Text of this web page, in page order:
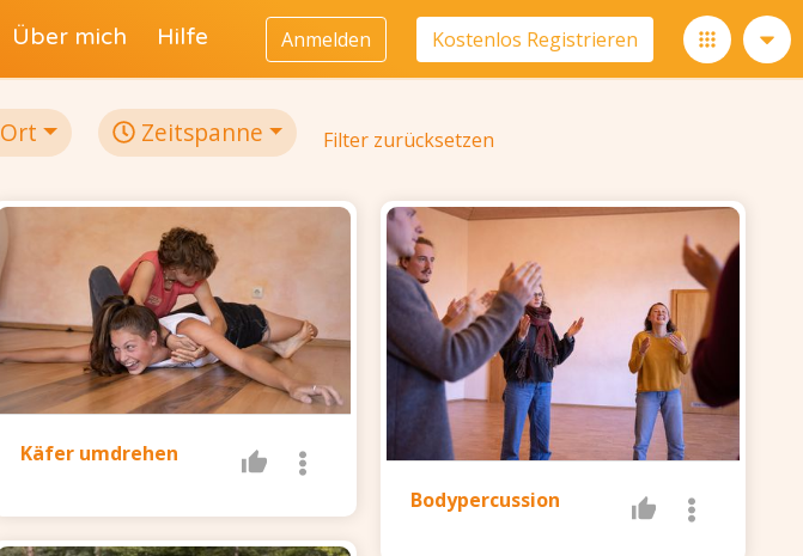
Über mich Hilfe Anmelden Kostenlos Registrieren
Ort Zeitspanne Filter zurücksetzen
Käfer umdrehen
Bodypercussion